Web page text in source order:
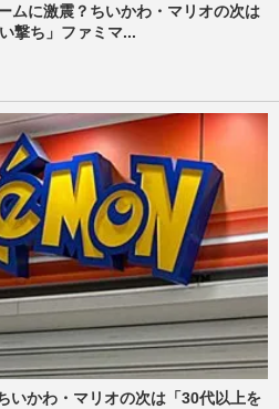
ムに激震？ちいかわ・マリオの次は
撃ち」ファミマ...
いかわ・マリオの次は「30代以上を